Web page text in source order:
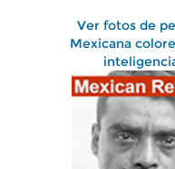
Ver fotos de
Mexicana